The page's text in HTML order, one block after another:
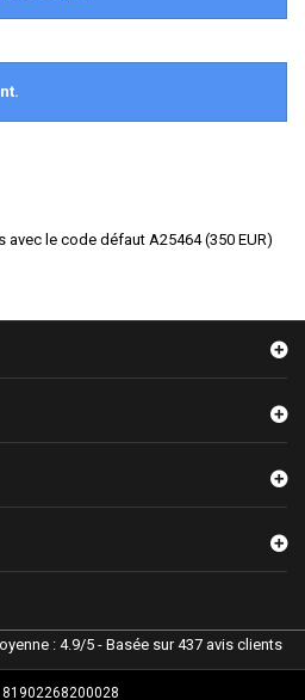
avec le code défaut A25464 (350 EUR)
81902268200028
:4.9/5- Basée sur437avis clients